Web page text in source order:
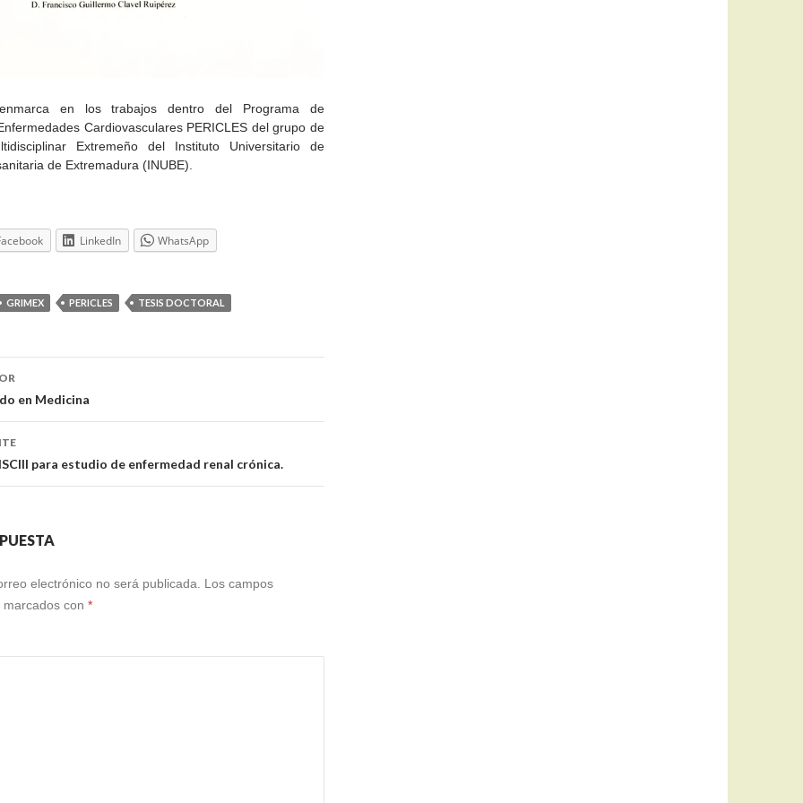
en los trabajos dentro del Programa de
Cardiovasculares PERICLES del grupo de
Extremeño del Instituto Universitario de
de Extremadura (INUBE).
LinkedIn WhatsApp
GRIMEX PERICLES TESIS DOCTORAL
en Medicina
para estudio de enfermedad renal crónica.
electrónico no será publicada.
Los campos
con *